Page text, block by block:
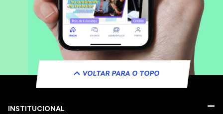
VOLTAR PARA O TOPO
INSTITUCIONAL